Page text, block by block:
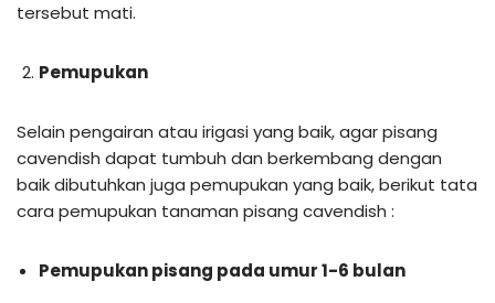
tersebut mati.
Pemupukan
Selain pengairan atau irigasi yang baik, agar pisang
cavendish dapat tumbuh dan berkembang dengan
baik dibutuhkan juga pemupukan yang baik, berikut tata
cara pemupukan tanaman pisang cavendish :
Pemupukan pisang pada umur 1-6 bulan